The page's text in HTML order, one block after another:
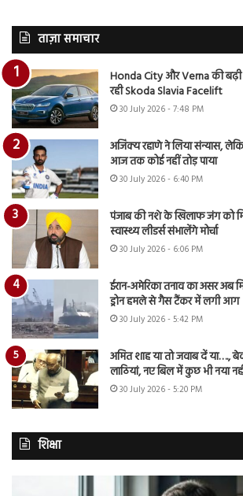
ताज़ा समाचार
Honda City और Verna की
रही Skoda Slavia Facelift
30 July 2026 - 7:48 PM
अजिंक्य रहाणे ने लिया संन्यास,
आज तक कोई नहीं तोड़ पाया
30 July 2026 - 6:40 PM
पंजाब की नशे के खिलाफ जंग को
स्वास्थ्य लीडर्स संभालेंगे मोर्चा
30 July 2026 - 6:06 PM
ईरान-अमेरिका तनाव का असर अब
ड्रोन हमले से गैस टैंकर में लगी आग
30 July 2026 - 5:42 PM
अमित शाह या तो जवाब दें या….,
लाठियां, नए बिल में कुछ भी नया
30 July 2026 - 5:20 PM
शिक्षा